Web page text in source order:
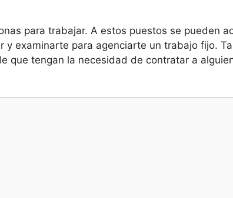
para trabajar. A estos puestos se pueden
examinarte para agenciarte un trabajo fijo.
que tengan la necesidad de contratar a